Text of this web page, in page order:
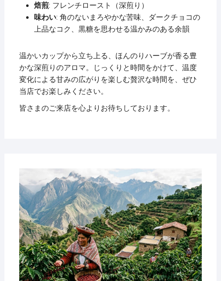
焙煎: フレンチロースト（深煎り）
味わい: 角のないまろやかな苦味、ダークチョコの
上品なコク、黒糖を思わせる温かみのある余韻
温かいカップから立ち上る、ほんのりハーブが香る豊
かな深煎りのアロマ。じっくりと時間をかけて、温度
変化による甘みの広がりを楽しむ贅沢な時間を、ぜひ
当店でお楽しみください。
皆さまのご来店を心よりお待ちしております。